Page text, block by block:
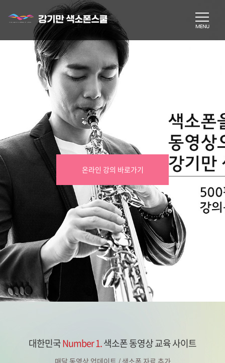
온라인 강의 바로가기
대한민국Number 1.색소폰 동영상 교육 사이트
매달 동영상 업데이트 / 색소폰 자료 추가